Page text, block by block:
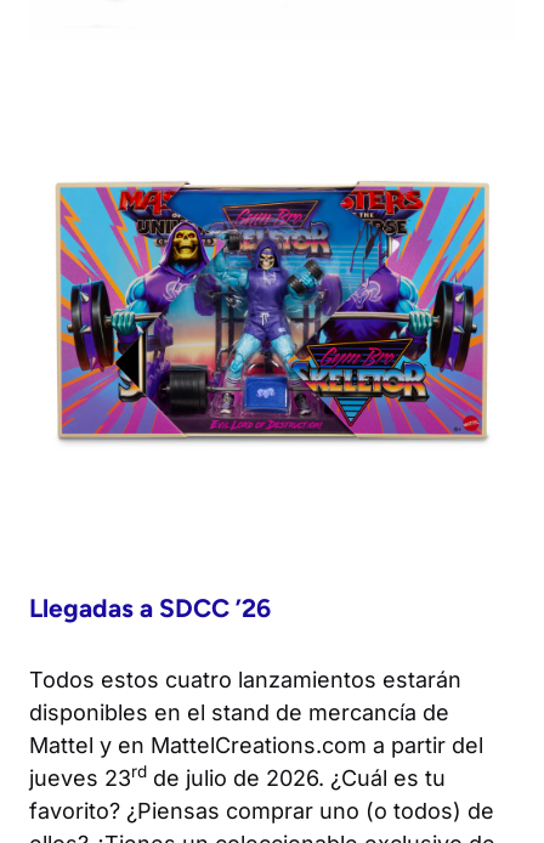
Llegadas a SDCC ’26
Todos estos cuatro lanzamientos estarán
disponibles en el stand de mercancía de
Mattel y en MattelCreations.com a partir del
jueves 23rd de julio de 2026. ¿Cuál es tu
favorito? ¿Piensas comprar uno (o todos) de